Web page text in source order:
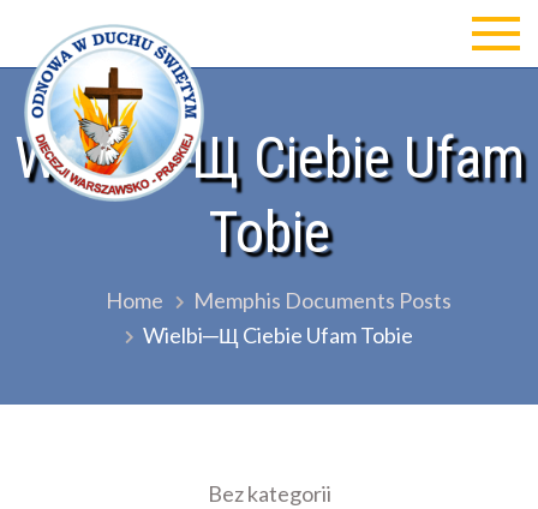
contentOdnowa w Duchu św Diecezji
Warszawsko-Praskiej
Wielbi─Щ Ciebie Ufam
Tobie
Home
Memphis Documents Posts
Wielbi─Щ Ciebie Ufam Tobie
Bez kategorii